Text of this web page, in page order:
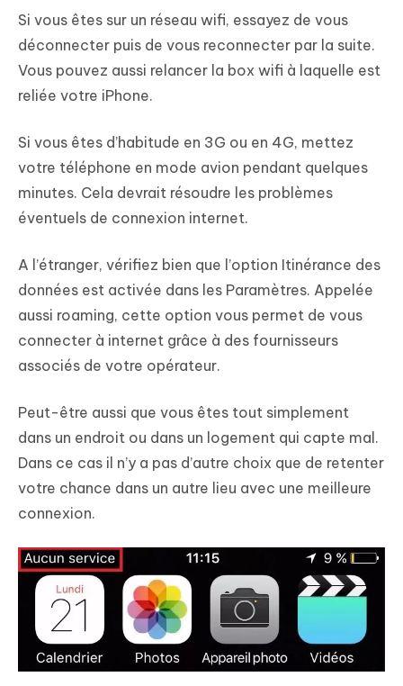
Si vous êtes sur un réseau wifi, essayez de vous
déconnecter puis de vous reconnecter par la suite.
Vous pouvez aussi relancer la box wifi à laquelle est
reliée votre iPhone.
Si vous êtes d’habitude en 3G ou en 4G, mettez
votre téléphone en mode avion pendant quelques
minutes. Cela devrait résoudre les problèmes
éventuels de connexion internet.
A l’étranger, vérifiez bien que l’option Itinérance des
données est activée dans les Paramètres. Appelée
aussi roaming, cette option vous permet de vous
connecter à internet grâce à des fournisseurs
associés de votre opérateur.
Peut-être aussi que vous êtes tout simplement
dans un endroit ou dans un logement qui capte mal.
Dans ce cas il n’y a pas d’autre choix que de retenter
votre chance dans un autre lieu avec une meilleure
connexion.